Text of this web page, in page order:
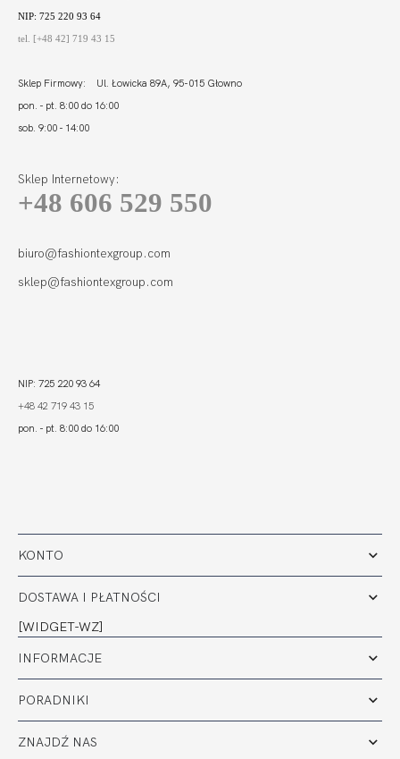
KONTO
DOSTAWA I PŁATNOŚCI
[WIDGET-WZ]
INFORMACJE
PORADNIKI
ZNAJDŹ NAS
NIP: 725 220 93 64
tel. [+48 42] 719 43 15
Sklep Firmowy: Ul. Łowicka 89A, 95-015 Głowno
pon. - pt. 8:00 do 16:00
sob. 9:00 - 14:00
Sklep Internetowy:
+48 606 529 550
biuro@fashiontexgroup.com
sklep@fashiontexgroup.com
NIP: 725 220 93 64
+48 42 719 43 15
pon. - pt. 8:00 do 16:00